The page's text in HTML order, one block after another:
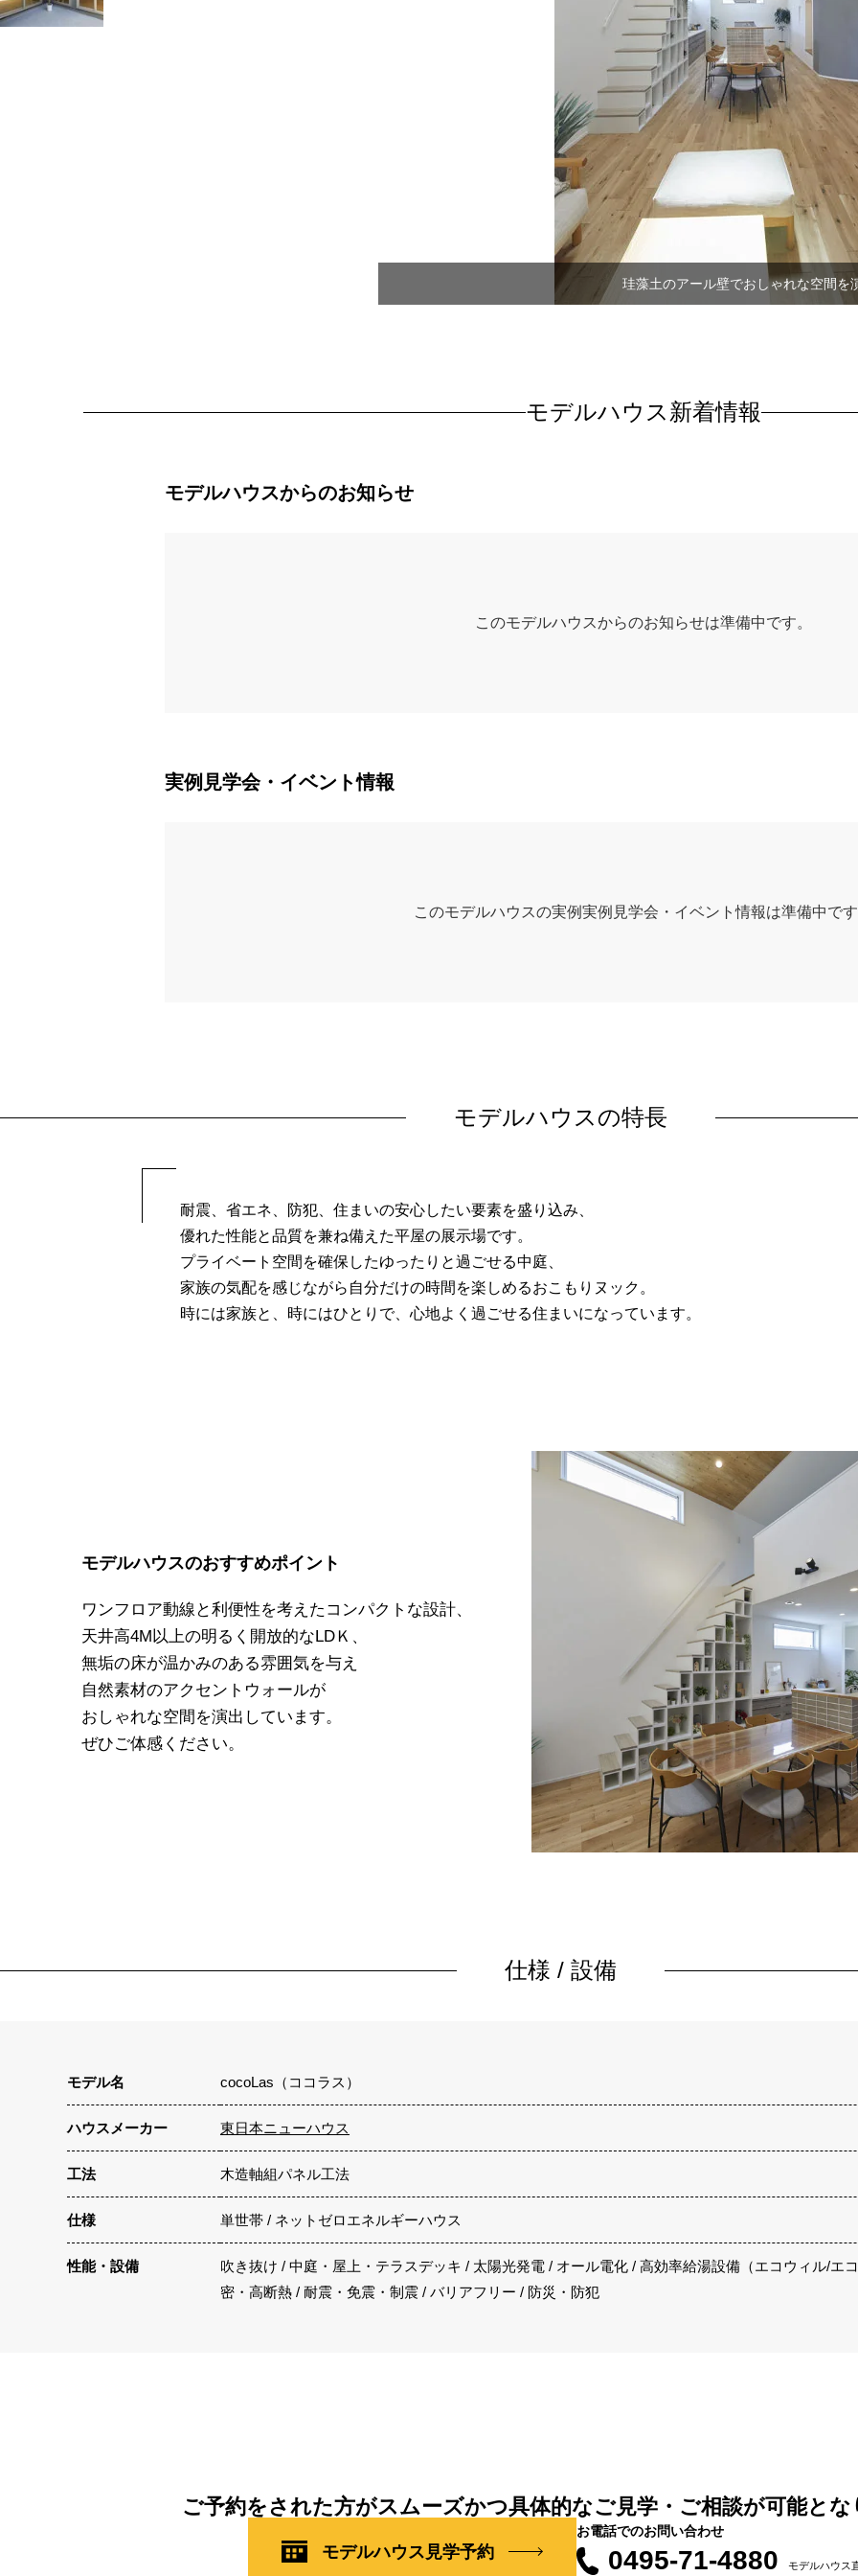
珪藻土のアール壁でおしゃれな空間を
モデルハウス新着情報
モデルハウスからのお知らせ
このモデルハウスからのお知らせは準備中です。
実例見学会・イベント情報
このモデルハウスの実例実例見学会・イベント情報は準備中で
モデルハウスの特長
耐震、省エネ、防犯、住まいの安心したい要素を盛り込み、
優れた性能と品質を兼ね備えた平屋の展示場です。
プライベート空間を確保したゆったりと過ごせる中庭、
家族の気配を感じながら自分だけの時間を楽しめるおこもりヌック。
時には家族と、時にはひとりで、心地よく過ごせる住まいになっています。
モデルハウスのおすすめポイント
ワンフロア動線と利便性を考えたコンパクトな設計、
天井高4M以上の明るく開放的なLDＫ、
無垢の床が温かみのある雰囲気を与え
自然素材のアクセントウォールが
おしゃれな空間を演出しています。
ぜひご体感ください。
仕様 / 設備
モデル名 cocoLas（ココラス）
ハウスメーカー 東日本ニューハウス
工法 木造軸組パネル工法
仕様 単世帯 / ネットゼロエネルギーハウス
性能・設備
吹き抜け / 中庭・屋上・テラスデッキ / 太陽光発電 / オール電化 / 高効率給湯設備（エコウィル/エ
密・高断熱 / 耐震・免震・制震 / バリアフリー / 防災・防犯
ご予約をされた方がスムーズかつ具体的なご見学・ご相談が可能と
モデルハウス見学予約
お電話でのお問い合わせ
0495-71-4880 モデルハウス